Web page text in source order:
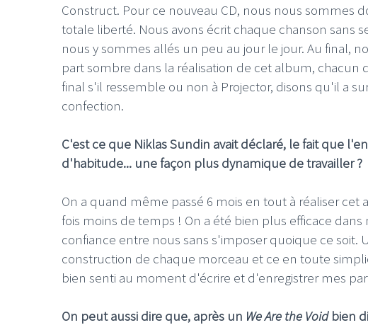
Construct. Pour ce nouveau CD, nous nous sommes
totale liberté. Nous avons écrit chaque chanson
nous y sommes allés un peu au jour le jour. Au final,
part sombre dans la réalisation de cet album,
final s'il ressemble ou non à Projector, disons qu'il a
confection.
C'est ce que Niklas Sundin avait déclaré, le fait que
d'habitude... une façon plus dynamique de travailler ?
On a quand même passé 6 mois en tout à réaliser
fois moins de temps ! On a été bien plus efficace
confiance entre nous sans s'imposer quoique ce soit.
construction de chaque morceau et ce en toute
bien senti au moment d'écrire et d'enregistrer mes
On peut aussi dire que, après un We Are the Void bien